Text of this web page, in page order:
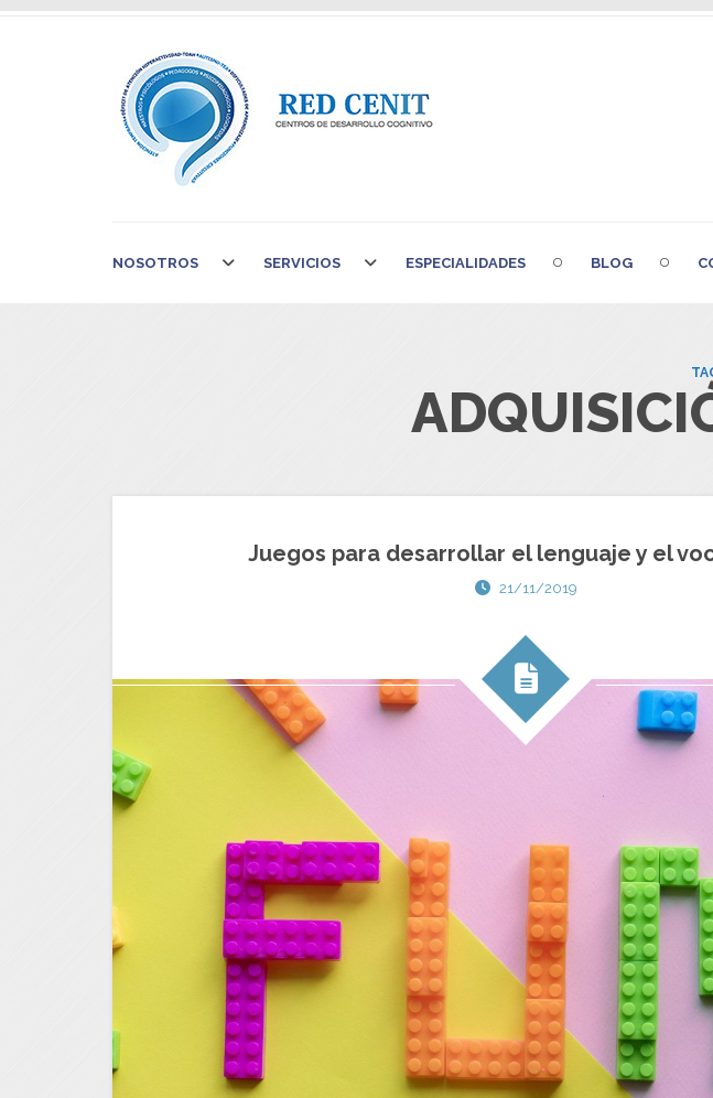
NOSOTROS SERVICIOS ESPECIALIDADES BLOG
Juegos para desarrollar el lenguaje y el
21/11/2019